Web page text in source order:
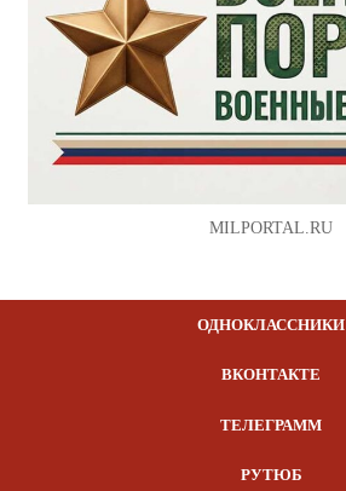
MILPORTAL.RU
ОДНОКЛАССНИКИ
ВКОНТАКТЕ
ТЕЛЕГРАММ
РУТЮБ